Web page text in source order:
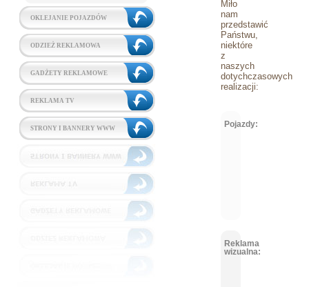
OKLEJANIE POJAZDÓW
ODZIEŻ REKLAMOWA
GADŻETY REKLAMOWE
REKLAMA TV
STRONY I BANNERY WWW
Miło
nam
przedstawić
Państwu,
niektóre
z
naszych
dotychczasowych
realizacji:
Pojazdy:
Reklama
wizualna: